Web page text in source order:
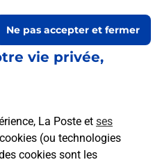
vie privée,
La Poste et ses
(ou technologies
cookies sont les
Ne pas accepter et fermer
Poste